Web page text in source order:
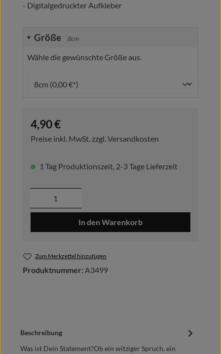
- Digitalgedruckter Aufkleber
Größe 8cm
Wähle die gewünschte Größe aus.
Regulärer Preis:
4,90 €
Preise inkl. MwSt. zzgl. Versandkosten
1 Tag Produktionszeit, 2-3 Tage Lieferzeit
Produkt Anzahl: Gib den gewünschten
In den Warenkorb
Zum Merkzettel hinzufügen
Produktnummer: A3499
Beschreibung
Was ist Dein Statement?Ob ein witziger Spruch, ein